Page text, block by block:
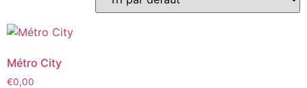
Métro City
€0,00